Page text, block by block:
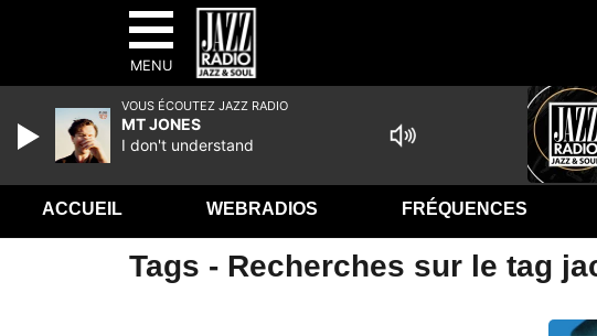
MENU
ACCUEIL WEBRADIOS FRÉQUENCES
Tags - Recherches sur le tag
VOUS ÉCOUTEZ JAZZ RADIO
MT JONES
I don't understand